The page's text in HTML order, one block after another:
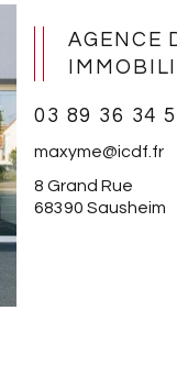
AGENCE
03 89 36 34
maxyme@icdf.fr
8 Grand Rue
68390 Sausheim